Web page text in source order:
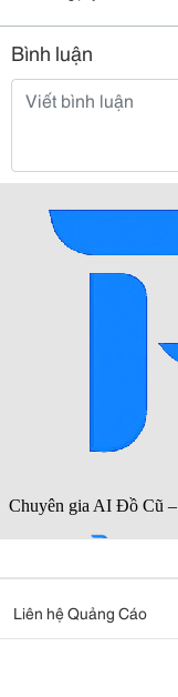
Bình luận
Liên hệ Quảng Cáo